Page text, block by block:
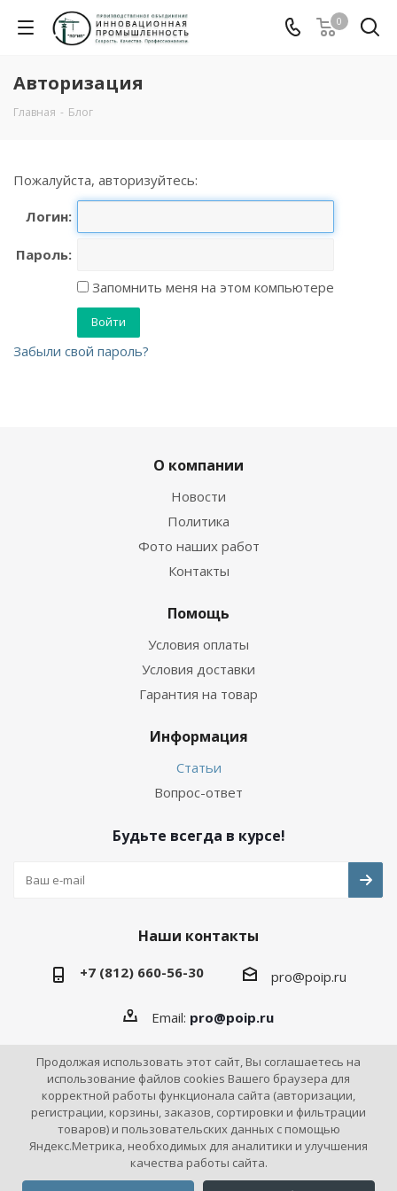
0
Авторизация
Главная - Блог
Пожалуйста, авторизуйтесь:
Логин:
Пароль:
Запомнить меня на этом компьютере
Забыли свой пароль?
О компании
Новости
Политика
Фото наших работ
Контакты
Помощь
Условия оплаты
Условия доставки
Гарантия на товар
Информация
Статьи
Вопрос-ответ
Будьте всегда в курсе!
Наши контакты
+7 (812) 660-56-30 pro@poip.ru
Email: pro@poip.ru
2026 © ПО "Инновационная промышленность"
Продолжая использовать этот сайт, Вы соглашаетесь на
использование файлов cookies Вашего браузера для
корректной работы функционала сайта (авторизации,
регистрации, корзины, заказов, сортировки и фильтрации
товаров) и пользовательских данных с помощью
Яндекс.Метрика, необходимых для аналитики и улучшения
качества работы сайта.